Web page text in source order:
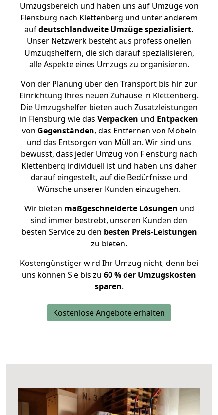
Umzugsbereich und haben uns auf Umzüge von
Flensburg nach Klettenberg und unter anderem
aufdeutschlandweite Umzüge spezialisiert.
Unser Netzwerk besteht aus professionellen
Umzugshelfern, die sich darauf spezialisieren,
alle Aspekte eines Umzugs zu organisieren.
Von der Planung über den Transport bis hin zur
Einrichtung Ihres neuen Zuhause in Klettenberg.
Die Umzugshelfer bieten auch Zusatzleistungen
in Flensburg wie das Verpacken und Entpacken
von Gegenständen, das Entfernen von Möbeln
und das Entsorgen von Müll an. Wir sind uns
bewusst, dass jeder Umzug von Flensburg nach
Klettenberg individuell ist und haben uns daher
darauf eingestellt, auf die Bedürfnisse und
Wünsche unserer Kunden einzugehen.
Wir bieten maßgeschneiderte Lösungen und
sind immer bestrebt, unseren Kunden den
besten Service zu den besten Preis-Leistungen
zu bieten.
Kostengünstiger wird Ihr Umzug nicht, denn bei
uns können Sie bis zu 60 % der Umzugskosten
sparen.
Kostenlose Angebote erhalten